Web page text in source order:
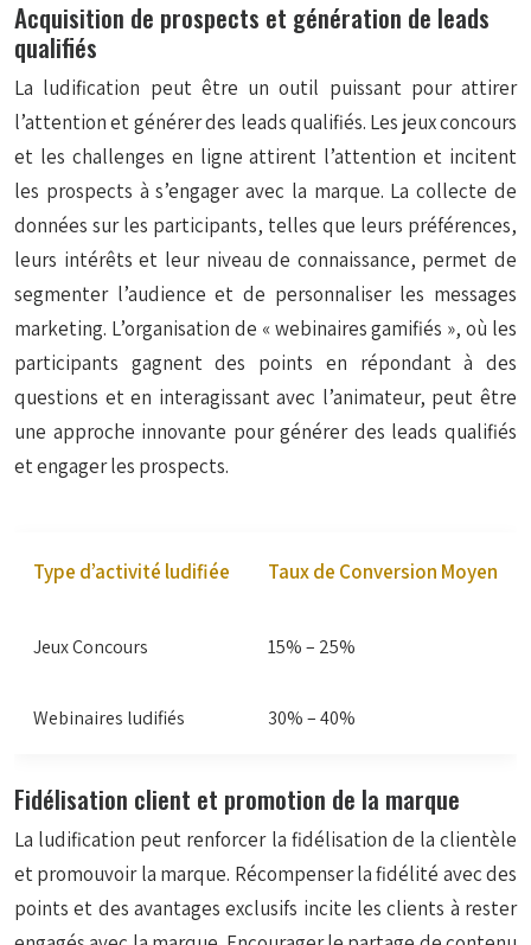
Acquisition de prospects et génération de leads
qualifiés
La ludification peut être un outil puissant pour attirer
l’attention et générer des leads qualifiés. Les jeux concours
et les challenges en ligne attirent l’attention et incitent
les prospects à s’engager avec la marque. La collecte de
données sur les participants, telles que leurs préférences,
leurs intérêts et leur niveau de connaissance, permet de
segmenter l’audience et de personnaliser les messages
marketing. L’organisation de « webinaires gamifiés », où les
participants gagnent des points en répondant à des
questions et en interagissant avec l’animateur, peut être
une approche innovante pour générer des leads qualifiés
et engager les prospects.
Type d’activité ludifiée Taux de Conversion Moyen
Jeux Concours 15% – 25%
Webinaires ludifiés 30% – 40%
Fidélisation client et promotion de la marque
La ludification peut renforcer la fidélisation de la clientèle
et promouvoir la marque. Récompenser la fidélité avec des
points et des avantages exclusifs incite les clients à rester